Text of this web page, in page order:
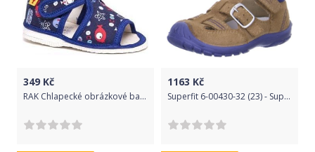
349 Kč
RAK Chlapecké obrázkové bačkůrky 100014-3 M3 modré 30
1163 Kč
Superfit 6-00430-32 (23) - Superfit